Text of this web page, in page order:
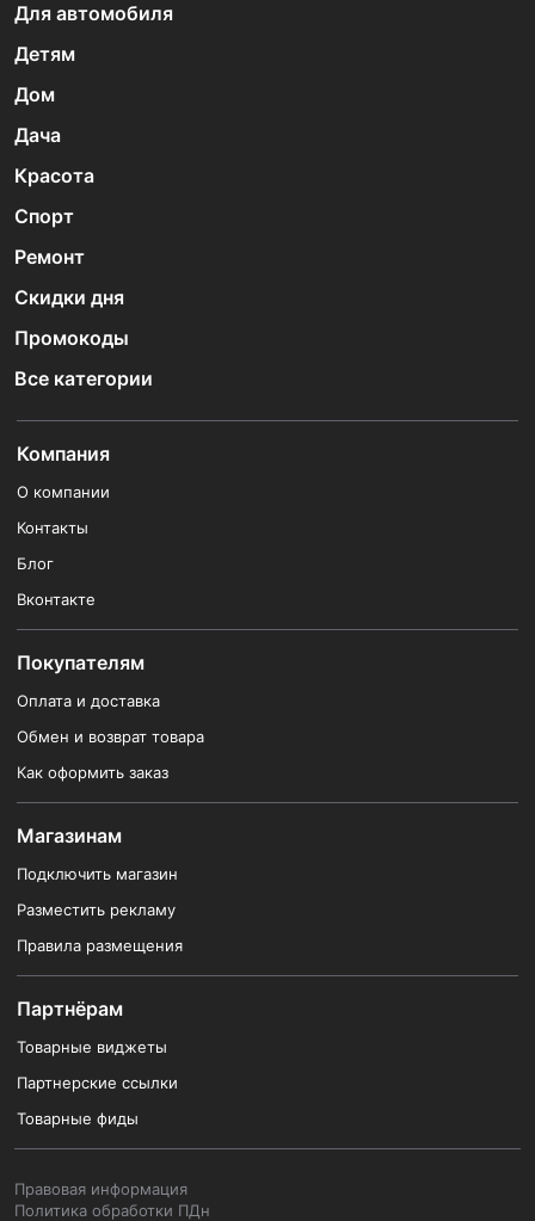
Для автомобиля
Детям
Дом
Дача
Красота
Спорт
Ремонт
Скидки дня
Промокоды
Все категории
Компания
О компании
Контакты
Блог
Вконтакте
Покупателям
Оплата и доставка
Обмен и возврат товара
Как оформить заказ
Магазинам
Подключить магазин
Разместить рекламу
Правила размещения
Партнёрам
Товарные виджеты
Партнерские ссылки
Товарные фиды
Правовая информация
Политика обработки ПДн